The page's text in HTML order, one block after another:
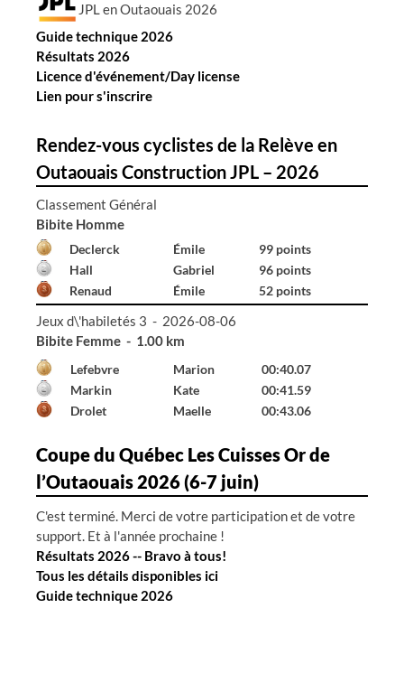
i
c
l
e
JPL en Outaouais 2026
Guide technique 2026
Résultats 2026
Licence d'événement/Day license
Lien pour s'inscrire
Rendez-vous cyclistes de la Relève en
Outaouais Construction JPL – 2026
Classement Général
Bibite Homme
Declerck Émile
99 points
Hall
Gabriel
96 points
Renaud
Émile 52 points
Jeux d\'habiletés 3 - 2026-08-06
Bibite Femme - 1.00 km
Lefebvre Marion
00:40.07
Markin
Kate
00:41.59
Drolet
Maelle 00:43.06
Coupe du Québec Les Cuisses Or de
l’Outaouais 2026 (6-7 juin)
C'est terminé. Merci de votre participation et de votre
support. Et à l'année prochaine !
Résultats 2026 -- Bravo à tous!
Tous les détails disponibles ici
Guide technique 2026